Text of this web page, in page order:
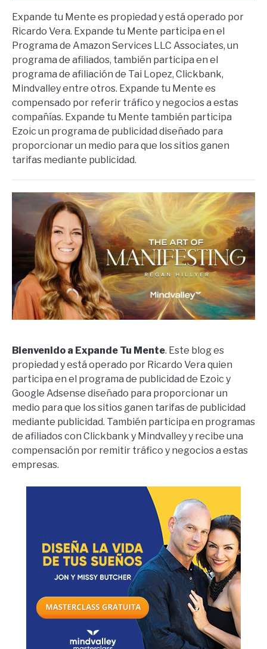
Expande tu Mente es propiedad y está operado por
Ricardo Vera. Expande tu Mente participa en el
Programa de Amazon Services LLC Associates, un
programa de afiliados, también participa en el
programa de afiliación de Tai Lopez, Clickbank,
Mindvalley entre otros. Expande tu Mente es
compensado por referir tráfico y negocios a estas
compañías. Expande tu Mente también participa
Ezoic un programa de publicidad diseñado para
proporcionar un medio para que los sitios ganen
tarifas mediante publicidad.
Bienvenido a Expande Tu Mente. Este blog es
propiedad y está operado por Ricardo Vera quien
participa en el programa de publicidad de Ezoic y
Google Adsense diseñado para proporcionar un
medio para que los sitios ganen tarifas de publicidad
mediante publicidad. También participa en programas
de afiliados con Clickbank y Mindvalley y recibe una
compensación por remitir tráfico y negocios a estas
empresas.